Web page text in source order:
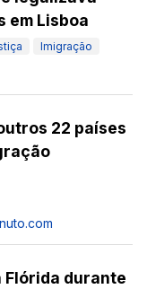
em Lisboa
Imigração
22 países
durante